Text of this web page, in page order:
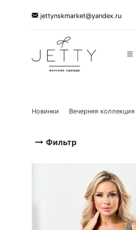
jettynskmarket@yandex.ru
Новинки Вечерняя коллекция
Фильтр